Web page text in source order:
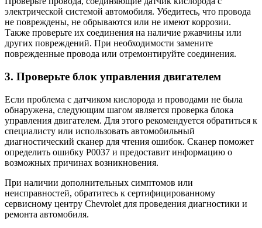
электрической системой автомобиля. Убедитесь, что провода
не повреждены, не обрываются или не имеют коррозии.
Также проверьте их соединения на наличие ржавчины или
других повреждений. При необходимости замените
поврежденные провода или отремонтируйте соединения.
3. Проверьте блок управления двигателем
Если проблема с датчиком кислорода и проводами не была
обнаружена, следующим шагом является проверка блока
управления двигателем. Для этого рекомендуется обратиться к
специалисту или использовать автомобильный
диагностический сканер для чтения ошибок. Сканер поможет
определить ошибку P0037 и предоставит информацию о
возможных причинах возникновения.
При наличии дополнительных симптомов или
неисправностей, обратитесь к сертифицированному
сервисному центру Chevrolet для проведения диагностики и
ремонта автомобиля.